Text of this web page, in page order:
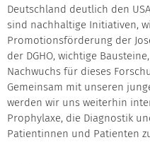
Deutschland deutlich den
sind nachhaltige Initiativen,
Promotionsförderung der
der DGHO, wichtige
Nachwuchs für dieses
Gemeinsam mit unseren
werden wir uns weiterhin
Prophylaxe, die Diagnostik
Patientinnen und Patienten